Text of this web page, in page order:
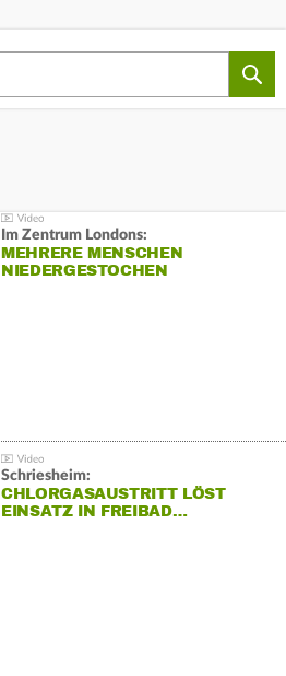
Im Zentrum Londons:
MEHRERE MENSCHEN
NIEDERGESTOCHEN
Schriesheim:
CHLORGASAUSTRITT LÖST
EINSATZ IN FREIBAD…